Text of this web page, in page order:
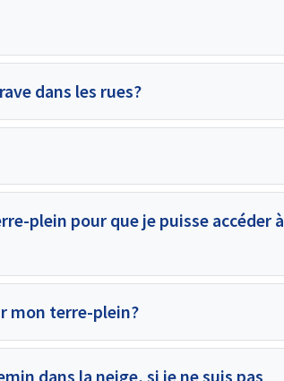
dans les rues?
plein pour que je puisse accéder à
mon terre-plein?
dans la neige, si je ne suis pas